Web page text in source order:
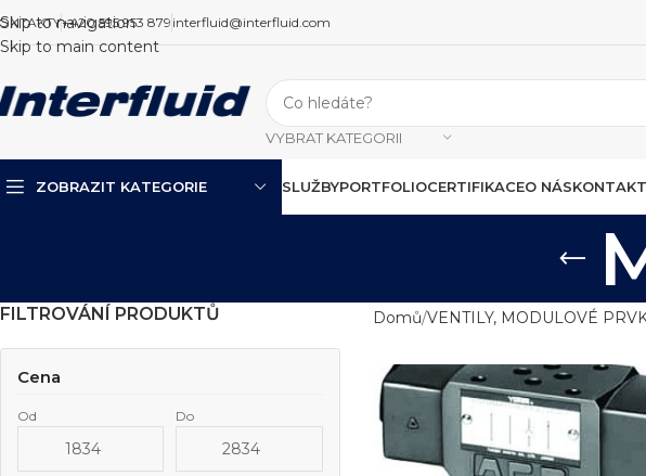
Skip to navigation
Skip to main content
+420 595 953 879 interfluid@interfluid.com
VYBRAT KATEGORII
ZOBRAZIT KATEGORIE SLUŽBYPORTFOLIOCERTIFIKACEO NÁS
FILTROVÁNÍ PRODUKTŮ
Cena
Od Do
Domů VENTILY, MODULOVÉ